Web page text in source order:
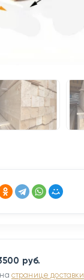
руб.
странице доставки